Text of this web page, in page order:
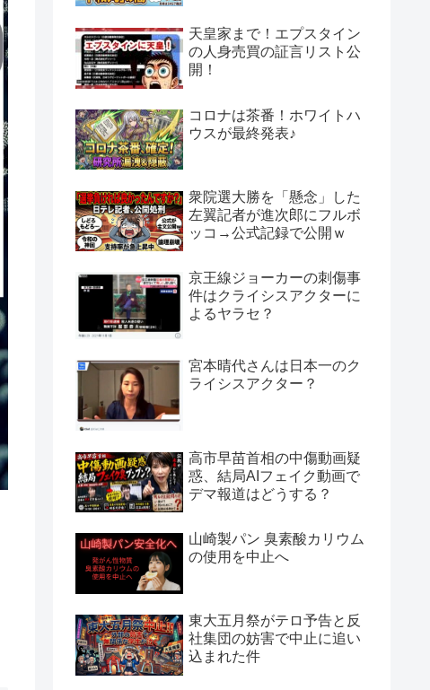
天皇家まで！エプスタイン
の人身売買の証言リスト公
開！
コロナは茶番！ホワイトハ
ウスが最終発表♪
衆院選大勝を「懸念」した
左翼記者が進次郎にフルボ
ッコ→公式記録で公開ｗ
京王線ジョーカーの刺傷事
件はクライシスアクターに
よるヤラセ？
宮本晴代さんは日本一のク
ライシスアクター？
高市早苗首相の中傷動画疑
惑、結局AIフェイク動画で
デマ報道はどうする？
山崎製パン 臭素酸カリウム
の使用を中止へ
東大五月祭がテロ予告と反
社集団の妨害で中止に追い
込まれた件